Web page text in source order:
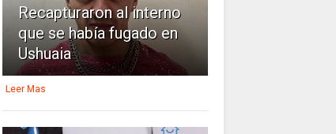
Recapturaron al interno
que se había fugado en
Ushuaia
Leer Mas